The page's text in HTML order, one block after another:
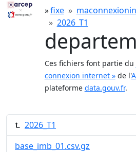
fixe
2026_T1
Ces fichiers font partie du
connexion internet »de l'
plateforme data.gouv.fr.
2026_T1
base_imb_01.csv.gz